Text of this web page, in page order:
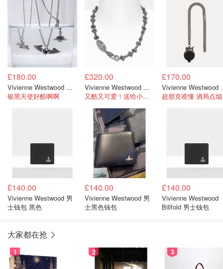
£180.00
Vivienne Westwood Man. Herbert 吊坠项链
银黑天使好酷啊啊
£320.00
Vivienne Westwood 小狗骨头项链
又酷又可爱！送给小狗男友
£170.00
超
£140.00
Vivienne Westwood 男
士钱包 黑色
£140.00
Vivienne Westwood 男
士黑色钱包
£140.00
Vivienne Westwood
Billfold 男士钱包
大家都在抢
1 2 3